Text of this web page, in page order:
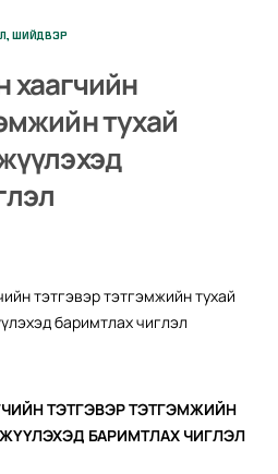
ШИЙДВЭР
хаагчийн
тухай
ТЭТГЭВЭР ТЭТГЭМЖИЙН
БАРИМТЛАХ ЧИГЛЭЛ